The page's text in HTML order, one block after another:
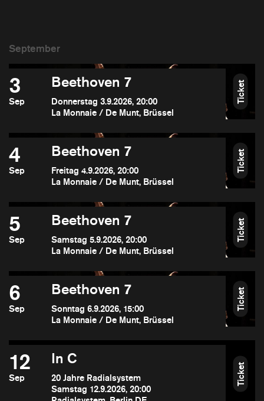
3
Sep
Beethoven 7
Donnerstag 3.9.2026, 20:00
La Monnaie / De Munt, Brüssel
Ticket
4
Sep
Beethoven 7
Freitag 4.9.2026, 20:00
La Monnaie / De Munt, Brüssel
Ticket
5
Sep
Beethoven 7
Samstag 5.9.2026, 20:00
La Monnaie / De Munt, Brüssel
Ticket
6
Sep
Beethoven 7
Sonntag 6.9.2026, 15:00
La Monnaie / De Munt, Brüssel
Ticket
12
Sep
In C
20 Jahre Radialsystem
Samstag 12.9.2026, 20:00
Ticket